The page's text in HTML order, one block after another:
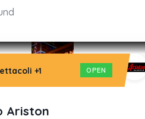
+1 OPEN
Ariston